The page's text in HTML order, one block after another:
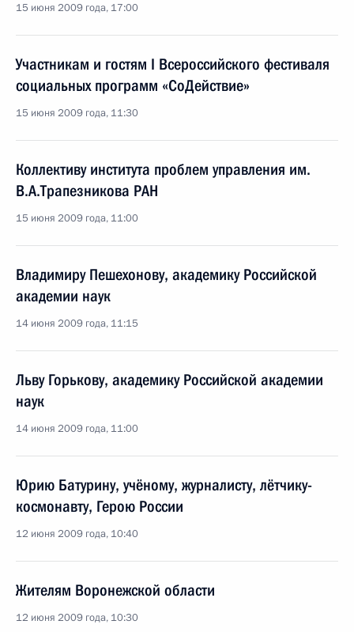
15 июня 2009 года, 17:00
Участникам и гостям I Всероссийского фестиваля
социальных программ «СоДействие»
15 июня 2009 года, 11:30
Коллективу института проблем управления им.
В.А.Трапезникова РАН
15 июня 2009 года, 11:00
Владимиру Пешехонову, академику Российской
академии наук
14 июня 2009 года, 11:15
Льву Горькову, академику Российской академии
наук
14 июня 2009 года, 11:00
Юрию Батурину, учёному, журналисту, лётчику-
космонавту, Герою России
12 июня 2009 года, 10:40
Жителям Воронежской области
12 июня 2009 года, 10:30